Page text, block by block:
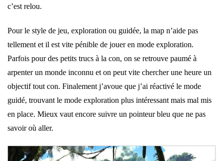
c’est relou.
Pour le style de jeu, exploration ou guidée, la map n’aide pas
tellement et il est vite pénible de jouer en mode exploration.
Parfois pour des petits trucs à la con, on se retrouve paumé à
arpenter un monde inconnu et on peut vite chercher une heure un
objectif tout con. Finalement j’avoue que j’ai réactivé le mode
guidé, trouvant le mode exploration plus intéressant mais mal mis
en place. Mieux vaut encore suivre un pointeur bleu que ne pas
savoir où aller.